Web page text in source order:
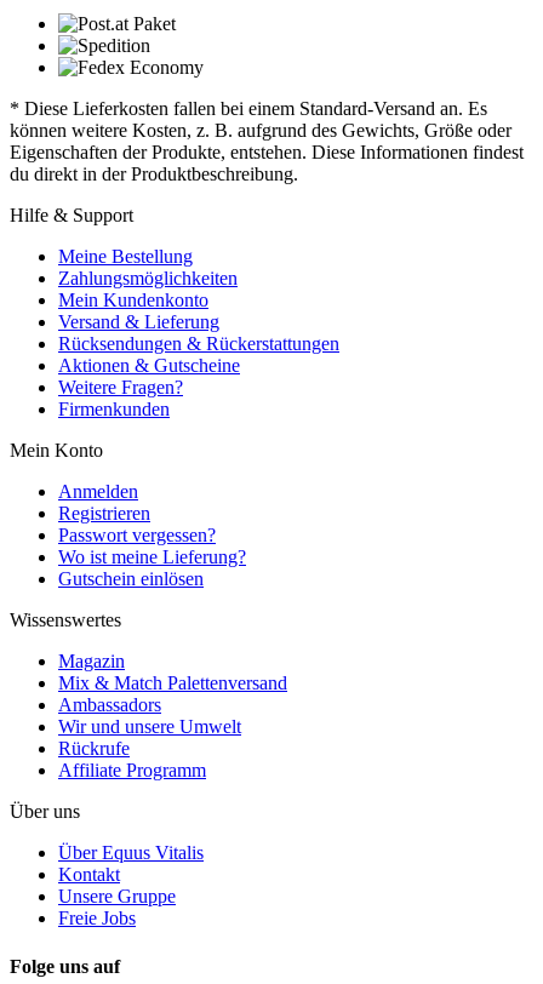
* Diese Lieferkosten fallen bei einem Standard-Versand an. Es
können weitere Kosten, z. B. aufgrund des Gewichts, Größe oder
Eigenschaften der Produkte, entstehen. Diese Informationen findest
du direkt in der Produktbeschreibung.
Hilfe & Support
Meine Bestellung
Zahlungsmöglichkeiten
Mein Kundenkonto
Versand & Lieferung
Rücksendungen & Rückerstattungen
Aktionen & Gutscheine
Weitere Fragen?
Firmenkunden
Mein Konto
Anmelden
Registrieren
Passwort vergessen?
Wo ist meine Lieferung?
Gutschein einlösen
Wissenswertes
Magazin
Mix & Match Palettenversand
Ambassadors
Wir und unsere Umwelt
Rückrufe
Affiliate Programm
Über uns
Über Equus Vitalis
Kontakt
Unsere Gruppe
Freie Jobs
Folge uns auf